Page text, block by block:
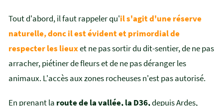
Tout d'abord, il faut rappeler qu'il s'agit d'une réserve
naturelle, donc il est évident et primordial de
respecter les lieuxet ne pas sortir du dit-sentier, de ne pas
arracher, piétiner de fleurs et de ne pas déranger les
animaux. L'accès aux zones rocheuses n'est pas autorisé.
En prenant la route de la vallée, la D36,depuis Ardes,